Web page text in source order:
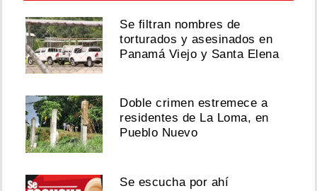
Se filtran nombres de
torturados y asesinados en
Panamá Viejo y Santa Elena
Doble crimen estremece a
residentes de La Loma, en
Pueblo Nuevo
Se escucha por ahí